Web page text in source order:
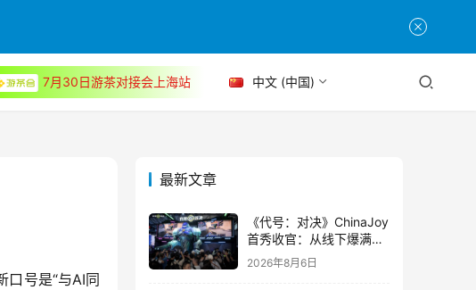
7月30日游茶对接会上海站 中文 (中国)
号是“与AI同
最新文章
《代号：对决》ChinaJoy
首秀收官：从线下爆满看
见玩家的真实期待
2026年8月6日